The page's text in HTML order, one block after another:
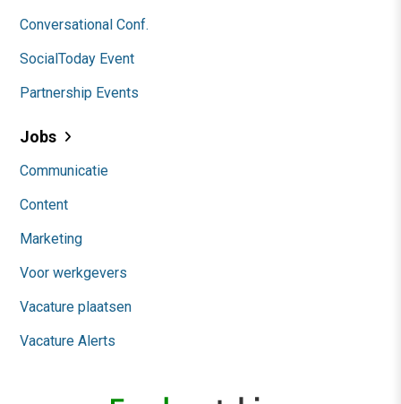
Conversational Conf.
SocialToday Event
Partnership Events
Jobs
Communicatie
Content
Marketing
Voor werkgevers
Vacature plaatsen
Vacature Alerts